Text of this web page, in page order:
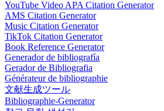
YouTube Video APA Citation Generator
AMS Citation Generator
Music Citation Generator
TikTok Citation Generator
Book Reference Generator
Generador de bibliografía
Gerador de Bibliografia
Générateur de bibliographie
文献生成ツール
Bibliographie-Generator